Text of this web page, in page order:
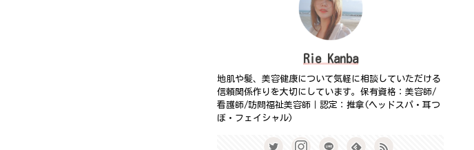
Rie Kanba
地肌や髪、美容健康について気軽に相談していただける
信頼関係作りを大切にしています。保有資格：美容師/
看護師/訪問福祉美容師｜認定：推拿(ヘッドスパ・耳つ
ぼ・フェイシャル)